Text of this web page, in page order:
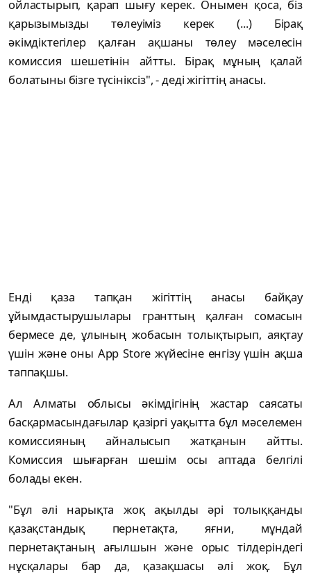
ойластырып, қарап шығу керек. Онымен қоса, біз
қарызымызды төлеуіміз керек (...) Бірақ
әкімдіктегілер қалған ақшаны төлеу мәселесін
комиссия шешетінін айтты. Бірақ мұның қалай
болатыны бізге түсініксіз", - деді жігіттің анасы.
Енді қаза тапқан жігіттің анасы байқау
ұйымдастырушылары гранттың қалған сомасын
бермесе де, ұлының жобасын толықтырып, аяқтау
үшін және оны App Store жүйесіне енгізу үшін ақша
таппақшы.
Ал Алматы облысы әкімдігінің жастар саясаты
басқармасындағылар қазіргі уақытта бұл мәселемен
комиссияның айналысып жатқанын айтты.
Комиссия шығарған шешім осы аптада белгілі
болады екен.
"Бұл әлі нарықта жоқ ақылды әрі толыққанды
қазақстандық пернетақта, яғни, мұндай
пернетақтаның ағылшын және орыс тілдеріндегі
нұсқалары бар да, қазақшасы әлі жоқ. Бұл